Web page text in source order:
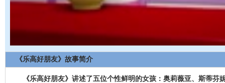
《乐高好朋友》故事简介
《乐高好朋友》讲述了五位个性鲜明的女孩：奥莉薇亚、斯蒂芬